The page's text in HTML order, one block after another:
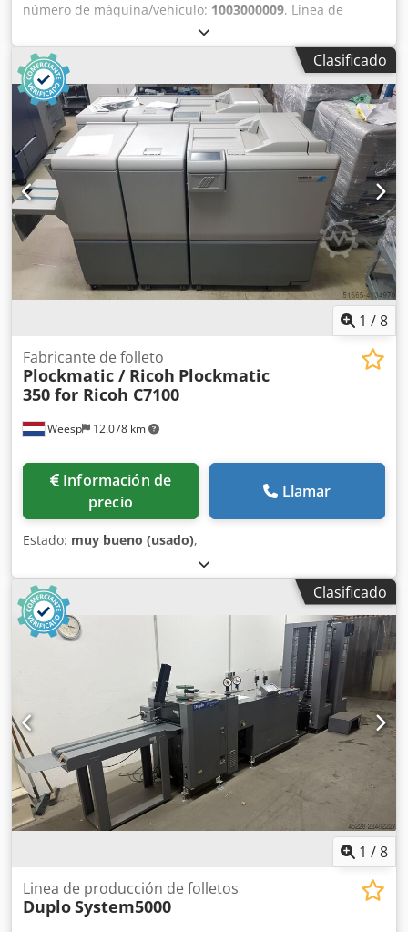
número de máquina/vehículo: 1003000009, Línea de
acabado completa y totalmente automática para la
producción de libros, revistas, catálogos, etc.
Colacionadora con sistema de alimentación por banda de
vacío de 10 estaciones (incluida la separación por aire),
con máquina en línea DBM-350 para la confección de
folletos con grapado por hilo, plegado, corte y un doblador
de página cuadrada (Auto Spinemaster) con sistema de
apilamiento en la parte superior de la máquina. Incluye
sistema de alineación en línea. Panel de control digital con
mando táctil. Todos los dispositivos de seguridad. 230 V, 1
fase, 50/60 Hz. Tamaño mínimo/máximo del papel: 120 x
148 / 350 x 500 mm. Gramaje del papel: 40 – 300 g/m².
Cjdpfx Asztauxjh Hsrf Velocidad: 5.000 – 10.000
juegos/hora.
Clasificado
1 /8
Weesp 12.078 km
Fabricante de folleto
Plockmatic / Ricoh Plockmatic
350 for Ricoh C7100
Información de
precio
Llamar
Estado: muy bueno (usado),
Clasificado
1 /8
Linea de producción de folletos
DuploSystem5000